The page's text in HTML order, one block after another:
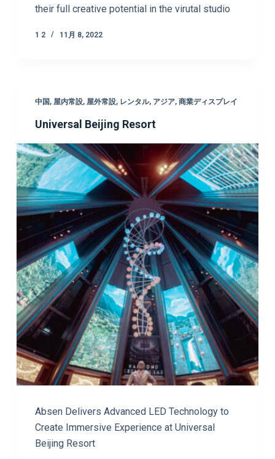
their full creative potential in the virutal studio
1 2 11月 8, 2022
中国 , 屋内常設, 屋外常設, レンタル, アジア, 商業ディスプレイ
Universal Beijing Resort
Absen Delivers Advanced LED Technology to
Create Immersive Experience at Universal
Beijing Resort